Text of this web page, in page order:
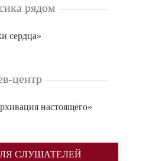
рядом
сердца»
центр
настоящего»
СЛУШАТЕЛЕЙ